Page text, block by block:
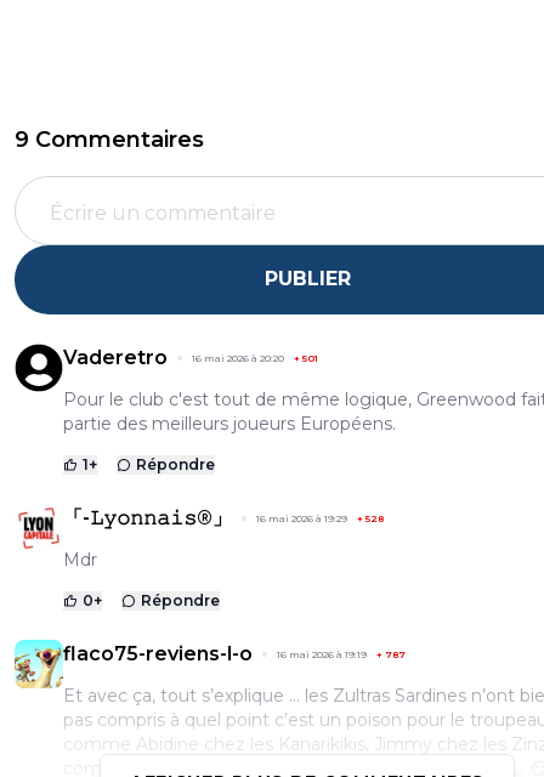
9 Commentaires
PUBLIER
Vaderetro 16 mai 2026 à 20:20 + 501
Pour le club c'est tout de même logique, Greenwood
partie des meilleurs joueurs Européens.
1+ Répondre
「-𝙻𝚢𝚘𝚗𝚗𝚊𝚒𝚜®」 16 mai 2026 à 19:29 + 528
Mdr
0+ Répondre
flaco75-reviens-l-o 16 mai 2026 à 19:19 + 787
Et avec ça, tout s’explique … les Zultras Sardines n’ont
pas compris à quel point c’est un poison pour le
comme Abidine chez les Kanarikikis, Jimmy chez les